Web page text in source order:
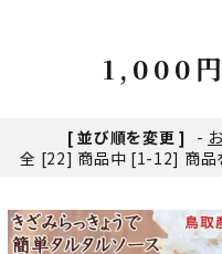
1,000
[ 並び順を変更 ] -
全 [22] 商品中 [1-12] 商品